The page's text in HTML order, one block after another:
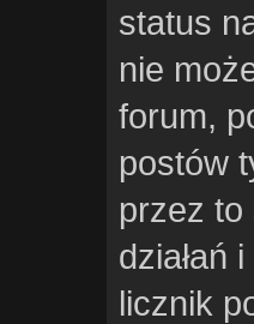
status
nie
forum,
postów
przez to
działań
licznik